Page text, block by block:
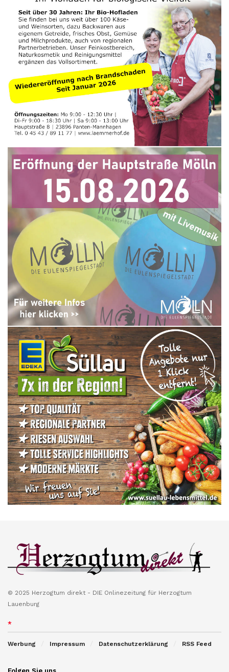
© 2025 Herzogtum direkt - DIE Onlinezeitung für Herzogtum
Lauenburg
*
Werbung Impressum Datenschutzerklärung RSS Feed